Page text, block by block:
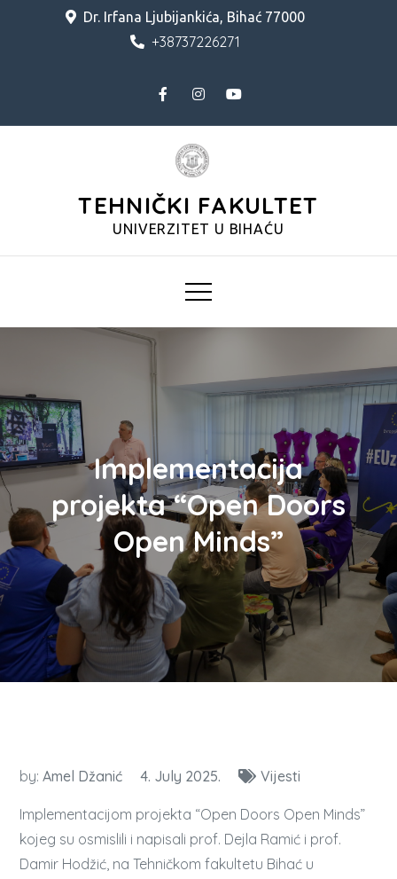
Dr. Irfana Ljubijankića, Bihać 77000
+38737226271
TEHNIČKI FAKULTET
UNIVERZITET U BIHAĆU
Implementacija
projekta “Open Doors
Open Minds”
by:Amel Džanić 4. July 2025. Vijesti
Implementacijom projekta “Open Doors Open Minds”
kojeg su osmislili i napisali prof. Dejla Ramić i prof.
Damir Hodžić, na Tehničkom fakultetu Bihać u